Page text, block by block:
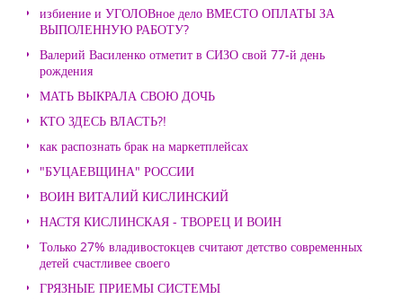
избиение и УГОЛОВное дело ВМЕСТО ОПЛАТЫ ЗА
ВЫПОЛЕННУЮ РАБОТУ?
Валерий Василенко отметит в СИЗО свой 77-й день
рождения
МАТЬ ВЫКРАЛА СВОЮ ДОЧЬ
КТО ЗДЕСЬ ВЛАСТЬ?!
как распознать брак на маркетплейсах
"БУЦАЕВЩИНА" РОССИИ
ВОИН ВИТАЛИЙ КИСЛИНСКИЙ
НАСТЯ КИСЛИНСКАЯ - ТВОРЕЦ И ВОИН
Только 27% владивостокцев считают детство современных
детей счастливее своего
ГРЯЗНЫЕ ПРИЕМЫ СИСТЕМЫ